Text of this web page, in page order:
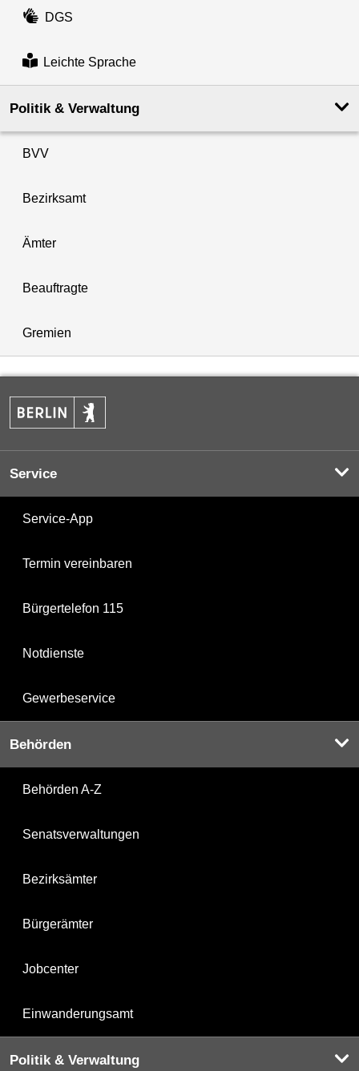
DGS
Leichte Sprache
Politik & Verwaltung
BVV
Bezirksamt
Ämter
Beauftragte
Gremien
Service
Service-App
Termin vereinbaren
Bürgertelefon 115
Notdienste
Gewerbeservice
Behörden
Behörden A-Z
Senatsverwaltungen
Bezirksämter
Bürgerämter
Jobcenter
Einwanderungsamt
Politik & Verwaltung